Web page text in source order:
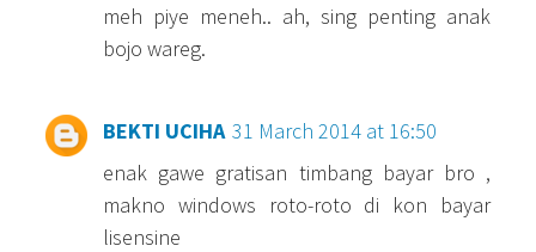
meh piye meneh.. ah, sing penting anak
bojo wareg.
BEKTI UCIHA 31 March 2014 at 16:50
enak gawe gratisan timbang bayar bro ,
makno windows roto-roto di kon bayar
lisensine